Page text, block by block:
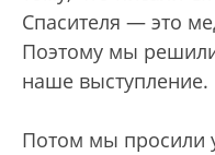
Спасителя — это
Поэтому мы
наше выступление.
Потом мы просили